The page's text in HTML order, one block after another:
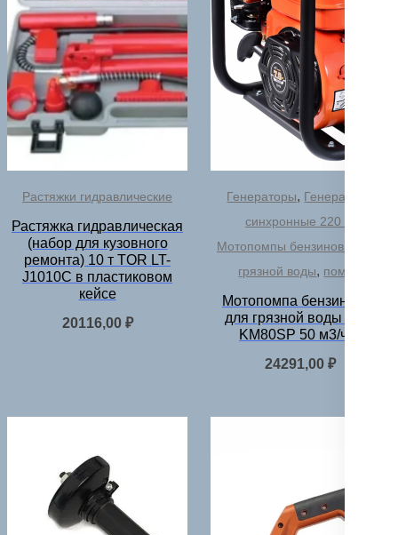
Растяжки гидравлические
Растяжка гидравлическая
(набор для кузовного
ремонта) 10 т TOR LT-
J1010C в пластиковом
кейсе
20116,00 ₽
Генераторы, Генераторы
синхронные 220 В
Мотопомпы бензиновые для
грязной воды, помпы
Мотопомпа бензиновая
для грязной воды TOR
KM80SP 50 м3/час
24291,00₽